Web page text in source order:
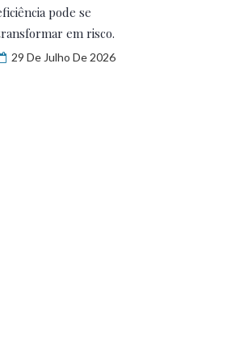
pode se
em risco.
29 De Julho De 2026